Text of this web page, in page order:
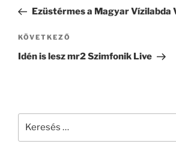
bejegyzés
Ezüstérmes a Magyar Vízilabda
Következő
bejegyzés
KÖVETKEZŐ
Idén is lesz mr2 Szimfonik Live
Keresés